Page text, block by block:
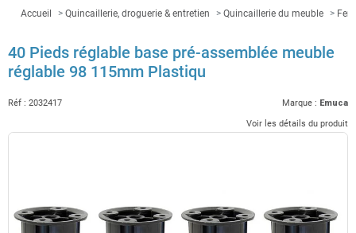
Accueil Quincaillerie, droguerie & entretien Quincaillerie du meuble
40 Pieds réglable base pré-assemblée meuble
réglable 98 115mm Plastiqu
Réf : 2032417 Marque : Emuca
Voir les détails du produit